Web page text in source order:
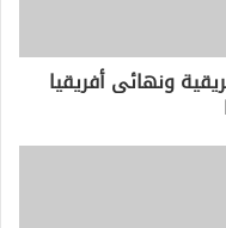
ونهائى أفريقيا